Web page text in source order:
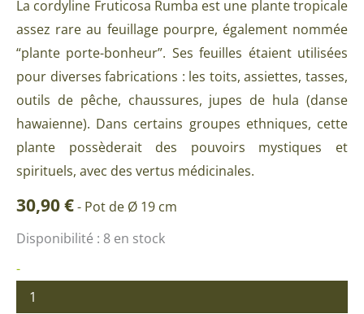
La cordyline Fruticosa Rumba est une plante tropicale
assez rare au feuillage pourpre, également nommée
“plante porte-bonheur”. Ses feuilles étaient utilisées
pour diverses fabrications : les toits, assiettes, tasses,
outils de pêche, chaussures, jupes de hula (danse
hawaienne). Dans certains groupes ethniques, cette
plante possèderait des pouvoirs mystiques et
spirituels, avec des vertus médicinales.
30,90€- Pot de Ø 19 cm
Disponibilité : 8 en stock
-
quantité
Cordyline
Fruticosa
Rumba